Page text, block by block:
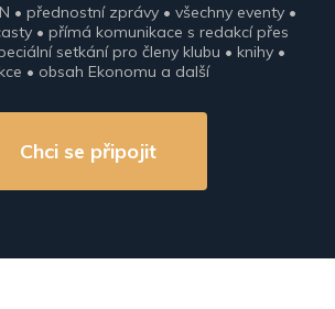
• přednostní zprávy • všechny eventy •
• přímá komunikace s redakcí přes
setkání pro členy klubu • knihy •
• obsah Ekonomu a další
Chci se připojit